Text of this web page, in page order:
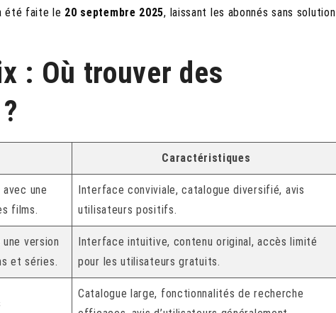
été faite le 20 septembre 2025, laissant les abonnés sans solution
: Où trouver des
Caractéristiques
une
films.
Interface conviviale, catalogue diversifié, avis
utilisateurs positifs.
version
et séries.
Interface intuitive, contenu original, accès limité
pour les utilisateurs gratuits.
Catalogue large, fonctionnalités de recherche